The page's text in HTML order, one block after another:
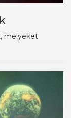
melyeket